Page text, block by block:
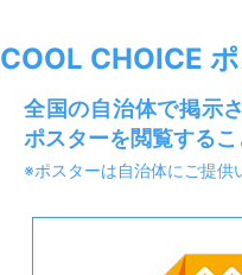
COOL CHOICE
全国の自治体で掲示
ポスターを閲覧する
※ポスターは自治体にご提供